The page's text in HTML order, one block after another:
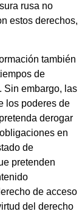
rusa no
estos derechos,
también
de
Sin embargo, las
los poderes de
derogar
en
de
pretenden
de acceso
del derecho